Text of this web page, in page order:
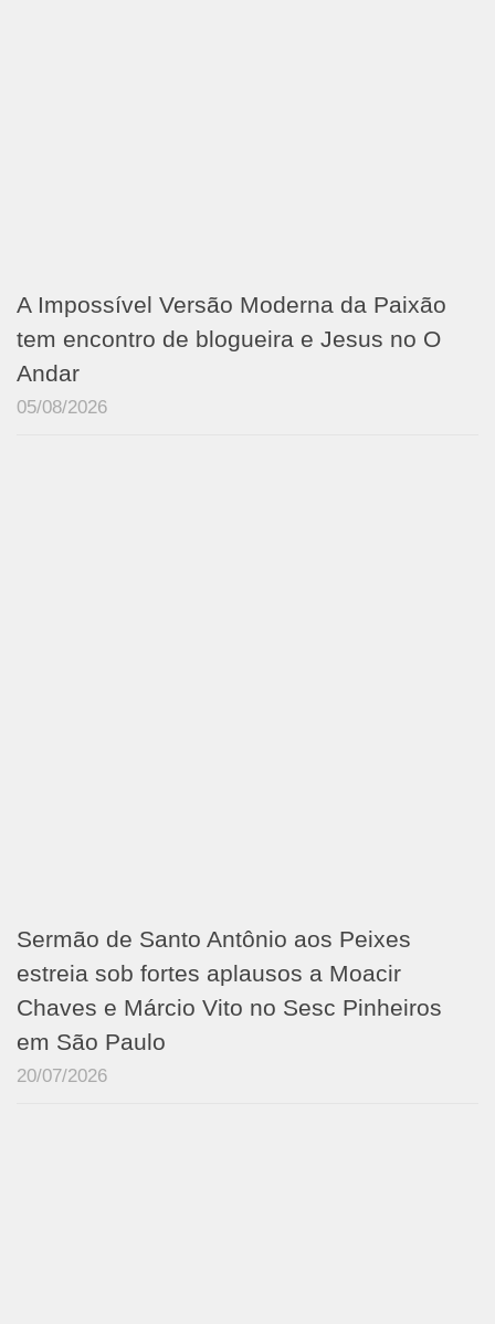
A Impossível Versão Moderna da Paixão
tem encontro de blogueira e Jesus no O
Andar
05/08/2026
Sermão de Santo Antônio aos Peixes
estreia sob fortes aplausos a Moacir
Chaves e Márcio Vito no Sesc Pinheiros
em São Paulo
20/07/2026